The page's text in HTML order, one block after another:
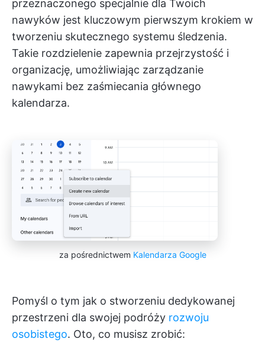
przeznaczonego specjalnie dla Twoich
nawyków jest kluczowym pierwszym krokiem w
tworzeniu skutecznego systemu śledzenia.
Takie rozdzielenie zapewnia przejrzystość i
organizację, umożliwiając zarządzanie
nawykami bez zaśmiecania głównego
kalendarza.
za pośrednictwem Kalendarza Google
Pomyśl o tym jak o stworzeniu dedykowanej
przestrzeni dla swojej podróży rozwoju
osobistego. Oto, co musisz zrobić: